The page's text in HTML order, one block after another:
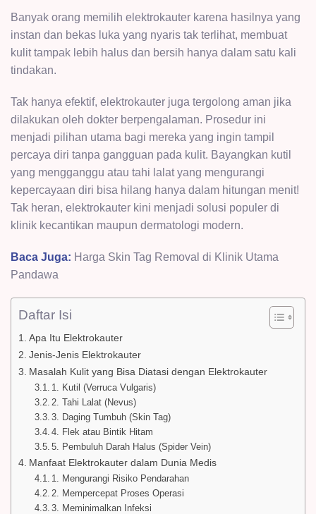
Banyak orang memilih elektrokauter karena hasilnya yang
instan dan bekas luka yang nyaris tak terlihat, membuat
kulit tampak lebih halus dan bersih hanya dalam satu kali
tindakan.
Tak hanya efektif, elektrokauter juga tergolong aman jika
dilakukan oleh dokter berpengalaman. Prosedur ini
menjadi pilihan utama bagi mereka yang ingin tampil
percaya diri tanpa gangguan pada kulit. Bayangkan kutil
yang mengganggu atau tahi lalat yang mengurangi
kepercayaan diri bisa hilang hanya dalam hitungan menit!
Tak heran, elektrokauter kini menjadi solusi populer di
klinik kecantikan maupun dermatologi modern.
Baca Juga: Harga Skin Tag Removal di Klinik Utama
Pandawa
Daftar Isi
Apa Itu Elektrokauter
Jenis-Jenis Elektrokauter
Masalah Kulit yang Bisa Diatasi dengan Elektrokauter
1. Kutil (Verruca Vulgaris)
2. Tahi Lalat (Nevus)
3. Daging Tumbuh (Skin Tag)
4. Flek atau Bintik Hitam
5. Pembuluh Darah Halus (Spider Vein)
Manfaat Elektrokauter dalam Dunia Medis
1. Mengurangi Risiko Pendarahan
2. Mempercepat Proses Operasi
3. Meminimalkan Infeksi